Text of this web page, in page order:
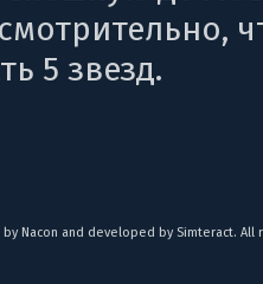
5 звезд.
Nacon and developed by Simteract. All